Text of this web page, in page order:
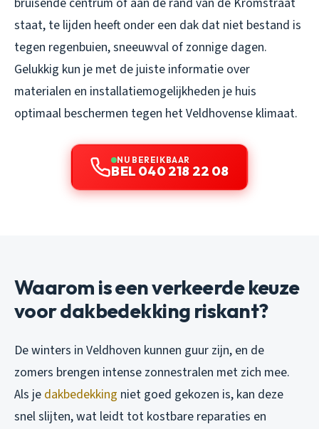
staat, te lijden heeft onder een dak dat niet bestand is
tegen regenbuien, sneeuwval of zonnige dagen.
Gelukkig kun je met de juiste informatie over
materialen en installatiemogelijkheden je huis
optimaal beschermen tegen het Veldhovense klimaat.
NU BEREIKBAAR
BEL 040 218 22 08
Waarom is een verkeerde keuze
voor dakbedekking riskant?
De winters in Veldhoven kunnen guur zijn, en de
zomers brengen intense zonnestralen met zich mee.
Als je dakbedekking niet goed gekozen is, kan deze
snel slijten, wat leidt tot kostbare reparaties en